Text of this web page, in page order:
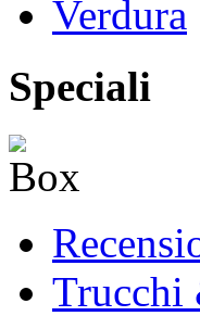
Verdura
Speciali
Trucchi